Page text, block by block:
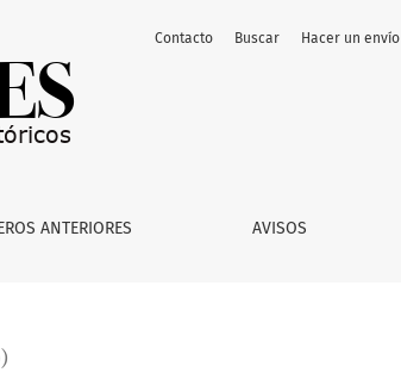
de 1903 y la Revolución mexicana de 1910
ANTERIORES AVISOS
Contacto Buscar Hacer un envío